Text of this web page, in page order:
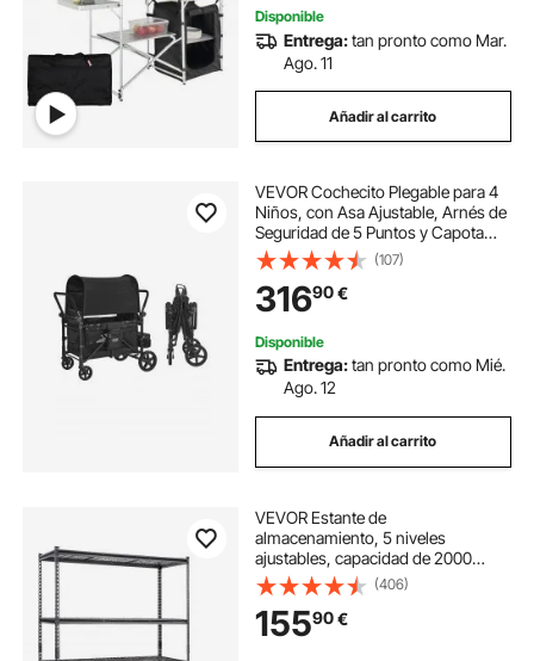
Disponible
Entrega:tan pronto como Mar.
Ago. 11
Añadir al carrito
VEVOR Cochecito Plegable para 4
Niños, con Asa Ajustable, Arnés de
Seguridad de 5 Puntos y Capota
Extraíble, 4 Plazas, para Camping,
Negro(Carga de 150 kg), Acero al
Carbono, 1650 x 725 x 1250 mm
(107)
31690€
Disponible
Entrega:tan pronto como Mié.
Ago. 12
Añadir al carrito
VEVOR Estante de
almacenamiento, 5 niveles
ajustables, capacidad de 2000
libras, estantes de garaje
resistentes, 60 x 24 x 78 pulgadas
para cocina, despensa, sótano,
baño, armario de lino
(406)
15590€